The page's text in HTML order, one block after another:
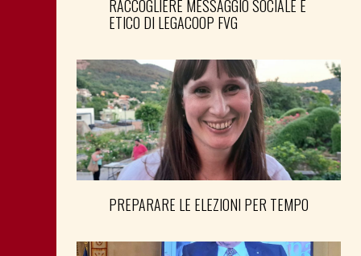
RACCOGLIERE MESSAGGIO SOCIALE E
ETICO DI LEGACOOP FVG
PREPARARE LE ELEZIONI PER TEMPO